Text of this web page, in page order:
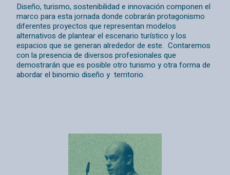
Diseño, turismo, sostenibilidad e innovación componen el
marco para esta jornada donde cobrarán protagonismo
diferentes proyectos que representan modelos
alternativos de plantear el escenario turístico y los
espacios que se generan alrededor de este. Contaremos
con la presencia de diversos profesionales que
demostrarán que es posible otro turismo y otra forma de
abordar el binomio diseño y territorio.